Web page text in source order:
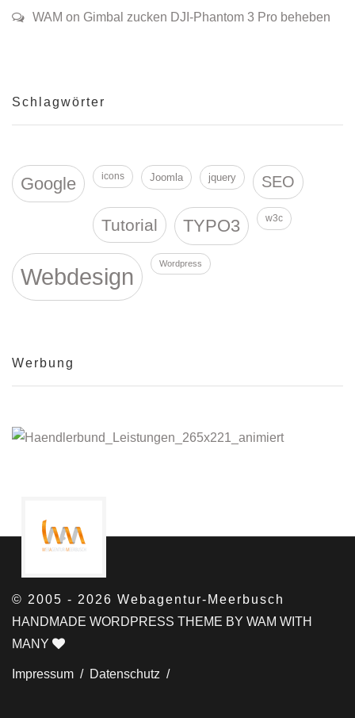
WAM on Gimbal zucken DJI-Phantom 3 Pro beheben
Schlagwörter
Google icons Joomla jquery SEO
Tutorial TYPO3 w3c
Webdesign Wordpress
Werbung
© 2005 - 2026 Webagentur-Meerbusch
HANDMADE WORDPRESS THEME BY WAM WITH
MANY
Impressum / Datenschutz /